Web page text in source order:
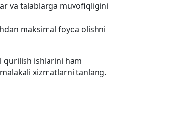
va talablarga muvofiqligini
maksimal foyda olishni
qurilish ishlarini ham
xizmatlarni tanlang.